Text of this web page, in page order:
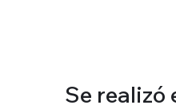
Se realizó